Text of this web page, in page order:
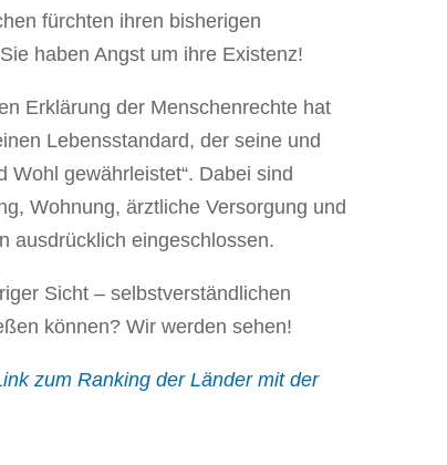
fürchten ihren bisherigen
haben Angst um ihre Existenz!
Erklärung der Menschenrechte hat
Lebensstandard, der seine und
Wohl gewährleistet“. Dabei sind
Wohnung, ärztliche Versorgung und
ausdrücklich eingeschlossen.
Sicht – selbstverständlichen
können? Wir werden sehen!
zum Ranking der Länder mit der